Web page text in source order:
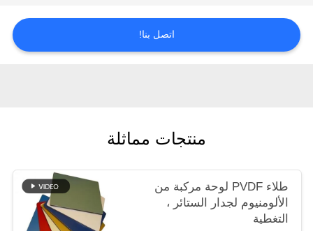
اتصل بنا!
منتجات مماثلة
طلاء PVDF لوحة مركبة من
الألومنيوم لجدار الستائر ،
التغطية